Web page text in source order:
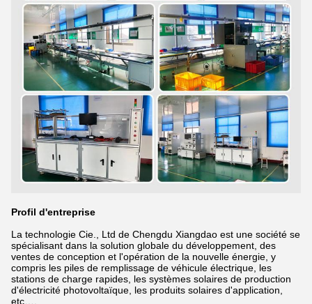
Profil d'entreprise
La technologie Cie., Ltd de Chengdu Xiangdao est une société se
spécialisant dans la solution globale du développement, des
ventes de conception et l'opération de la nouvelle énergie, y
compris les piles de remplissage de véhicule électrique, les
stations de charge rapides, les systèmes solaires de production
d'électricité photovoltaïque, les produits solaires d'application,
etc….